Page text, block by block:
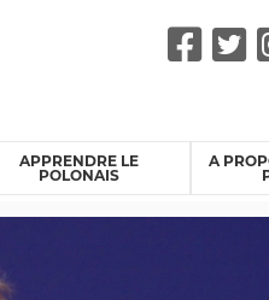
APPRENDRE LE
POLONAIS
A